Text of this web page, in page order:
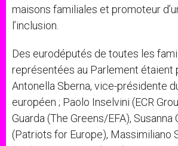
maisons familiales et promoteur
l’inclusion.
Des eurodéputés de toutes les
représentées au Parlement étaient
Antonella Sberna, vice-présidente
européen ; Paolo Inselvini (ECR
Guarda (The Greens/EFA), Susanna
(Patriots for Europe), Massimiliano